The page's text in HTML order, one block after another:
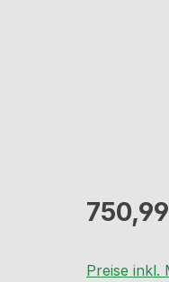
Regulärer
Preise inkl.